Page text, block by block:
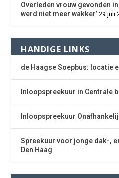
Overleden vrouw gevonden
werd niet meer wakker’ 29 juli
HANDIGE LINKS
de Haagse Soepbus: locatie
Inloopspreekuur in Centrale
Inloopspreekuur
Spreekuur voor jonge dak-,
Den Haag